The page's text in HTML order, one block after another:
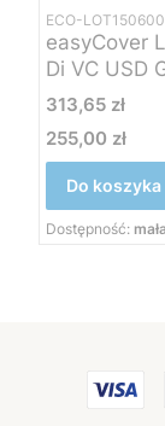
ECO-
easyCover
Di VC USD
Cena
313,65 zł
Cena
255,00 zł
Do koszyka
Dostępność: